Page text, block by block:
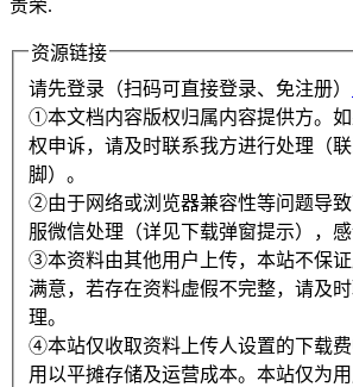
贵荣.
资源链接
请先登录（扫码可直接登录、免注册）
①本文档内容版权归属内容提供方。
权申诉，请及时联系我方进行处理（
脚）。
②由于网络或浏览器兼容性等问题导
服微信处理（详见下载弹窗提示），感
③本资料由其他用户上传，本站不保
满意，若存在资料虚假不完整，请及
理。
④本站仅收取资料上传人设置的下载费
用以平摊存储及运营成本。本站仅为